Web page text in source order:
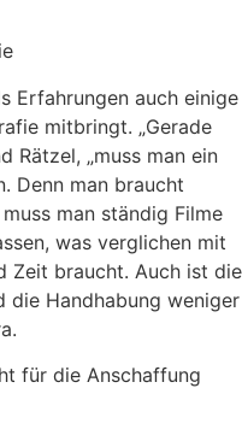
Erfahrungen auch einige
mitbringt. „Gerade
Rätzel, „muss man ein
Denn man braucht
man ständig Filme
was verglichen mit
Zeit braucht. Auch ist die
die Handhabung weniger
für die Anschaffung